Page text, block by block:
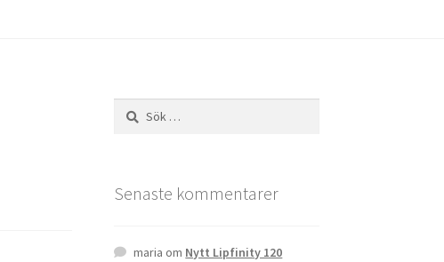
Sök
efter:
Senaste kommentarer
maria om Nytt Lipfinity 120